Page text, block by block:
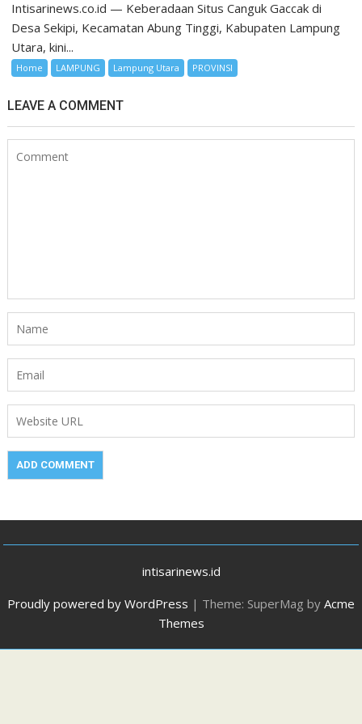
Intisarinews.co.id — Keberadaan Situs Canguk Gaccak di
Desa Sekipi, Kecamatan Abung Tinggi, Kabupaten Lampung
Utara, kini...
Home LAMPUNG Lampung Utara PROVINSI
LEAVE A COMMENT
intisarinews.id
Proudly powered by WordPress | Theme: SuperMag by Acme
Themes